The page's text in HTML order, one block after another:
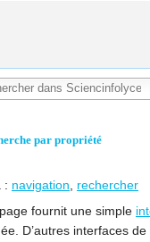
par propriété
: navigation
rechercher
fournit une simple
D’autres interfaces